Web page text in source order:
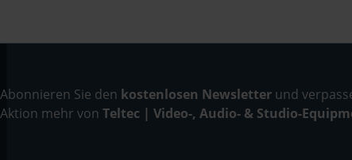
Abonnieren Sie den kostenlosen Newsletter und
Aktion mehr von Teltec | Video-, Audio- & Studio-